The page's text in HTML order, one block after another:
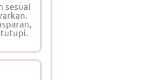
sesuai
tutupi.